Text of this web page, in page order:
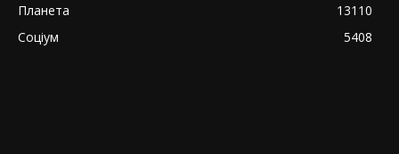
Планета
13110
Соціум
5408